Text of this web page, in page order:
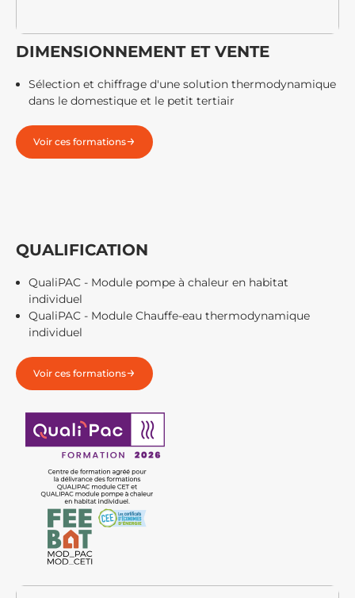
DIMENSIONNEMENT ET VENTE
Sélection et chiffrage d'une solution thermodynamique
dans le domestique et le petit tertiair
Voir ces formations
QUALIFICATION
QualiPAC - Module pompe à chaleur en habitat
individuel
QualiPAC - Module Chauffe-eau thermodynamique
individuel
Voir ces formations